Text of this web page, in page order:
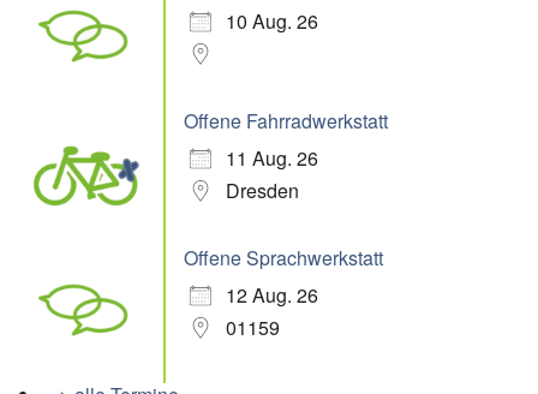
10 Aug. 26
Offene Fahrradwerkstatt
11 Aug. 26
Dresden
Offene Sprachwerkstatt
12 Aug. 26
01159